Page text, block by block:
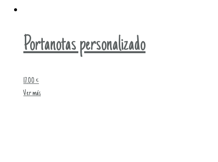
Portanotas personalizado
17.00 €
Ver más